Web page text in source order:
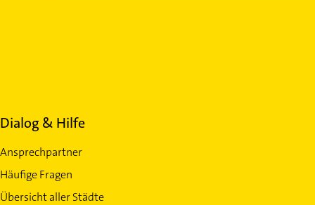
Dialog & Hilfe
Ansprechpartner
Häufige Fragen
Übersicht aller Städte